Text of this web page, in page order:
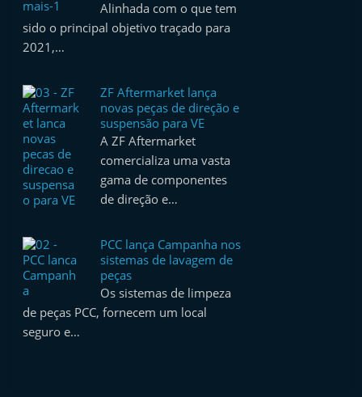
Alinhada com o que tem
sido o principal objetivo traçado para
2021,…
ZF Aftermarket lança
novas peças de direção e
suspensão para VE
A ZF Aftermarket
comercializa uma vasta
gama de componentes
de direção e…
PCC lança Campanha nos
sistemas de lavagem de
peças
Os sistemas de limpeza
de peças PCC, fornecem um local
seguro e…